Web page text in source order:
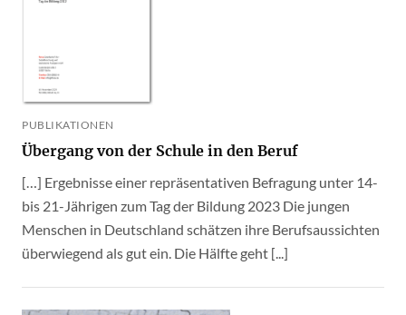
PUBLIKATIONEN
Übergang von der Schule in den Beruf
[…] Ergebnisse einer repräsentativen Befragung unter 14-
bis 21-Jährigen zum Tag der Bildung 2023 Die jungen
Menschen in Deutschland schätzen ihre Berufsaussichten
überwiegend als gut ein. Die Hälfte geht [...]